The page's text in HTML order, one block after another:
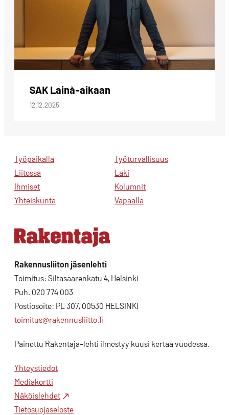
SAK Lainà-aikaan
12.12.2025
Työpaikalla
Liitossa
Ihmiset
Yhteiskunta
Työturvallisuus
Laki
Kolumnit
Vapaalla
Rakennusliiton jäsenlehti
Toimitus: Siltasaarenkatu 4, Helsinki
Puh. 020 774 003
Postiosoite: PL 307, 00530 HELSINKI
toimitus@rakennusliitto.fi
Painettu Rakentaja-lehti ilmestyy kuusi kertaa vuodessa.
Yhteystiedot
Mediakortti
Näköislehdet
Tietosuojaseloste